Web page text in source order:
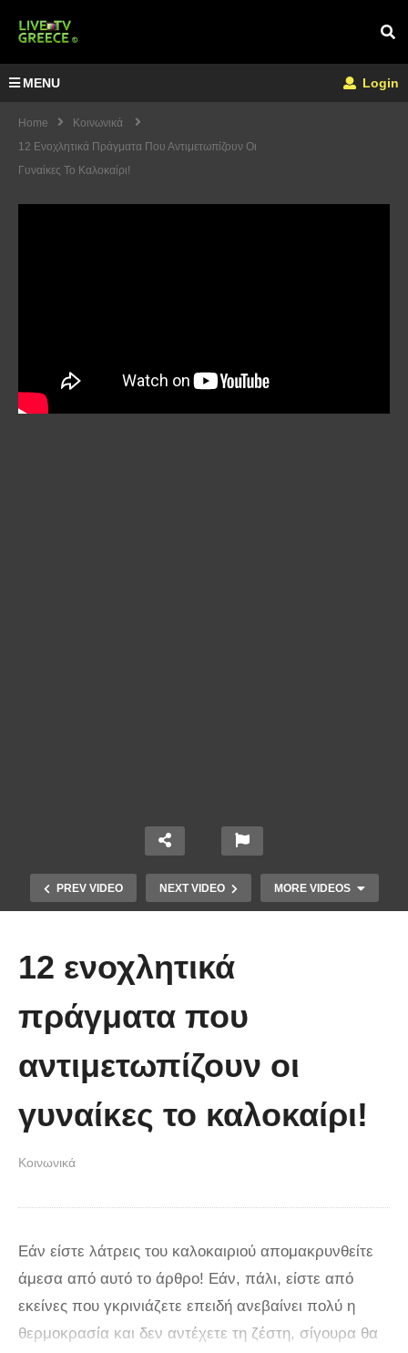
MENU Login
Home
Κοινωνικά
12 Ενοχλητικά Πράγματα Που Αντιμετωπίζουν Οι
Γυναίκες Το Καλοκαίρι!
PREV VIDEO NEXT VIDEO MORE VIDEOS
Ένα ζευγάρι τον πρώτο χρόνο VS
(Βίντεο)
12 ενοχλητικά
πράγματα που
αντιμετωπίζουν οι
γυναίκες το καλοκαίρι!
Κοινωνικά
Εάν είστε λάτρεις του καλοκαιριού απομακρυνθείτε
άμεσα από αυτό το άρθρο! Εάν, πάλι, είστε από
εκείνες που γκρινιάζετε επειδή ανεβαίνει πολύ η
θερμοκρασία και δεν αντέχετε τη ζέστη, σίγουρα θα